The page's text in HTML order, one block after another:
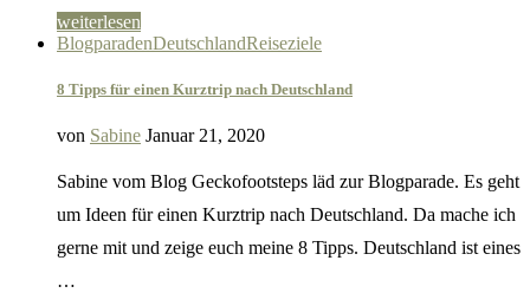
weiterlesen
BlogparadenDeutschlandReiseziele
8 Tipps für einen Kurztrip nach Deutschland
von Sabine Januar 21, 2020
Sabine vom Blog Geckofootsteps läd zur Blogparade. Es geht
um Ideen für einen Kurztrip nach Deutschland. Da mache ich
gerne mit und zeige euch meine 8 Tipps. Deutschland ist eines
…